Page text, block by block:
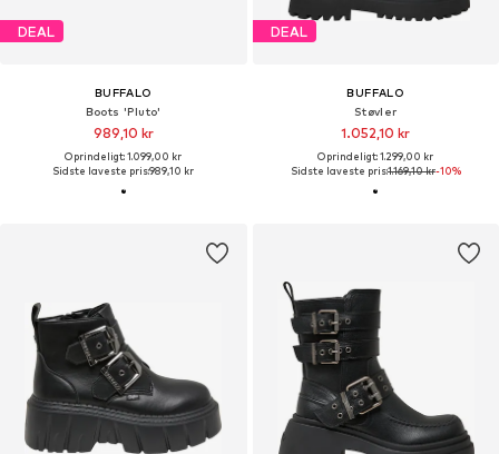
DEAL
BUFFALO
Boots 'Pluto'
989,10 kr
Oprindeligt: 1.099,00 kr
Sidste laveste pris:989,10 kr
DEAL
BUFFALO
Støvler
1.052,10 kr
Oprindeligt: 1.299,00 kr
Sidste laveste pris:1.169,10 kr-10%